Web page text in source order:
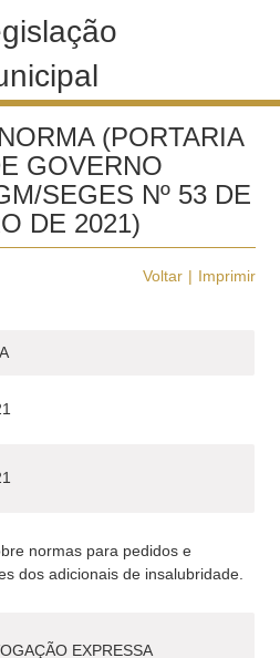
(PORTARIA
GOVERNO
SEGES Nº 53 DE
DE 2021)
Voltar Imprimir
normas para pedidos e
dos adicionais de insalubridade.
EXPRESSA